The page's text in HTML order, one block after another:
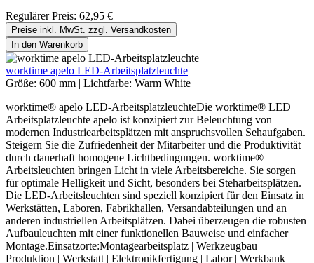
Regulärer Preis: 62,95 €
Preise inkl. MwSt. zzgl. Versandkosten
In den Warenkorb
worktime apelo LED-Arbeitsplatzleuchte
Größe: 600 mm | Lichtfarbe: Warm White
worktime® apelo LED-ArbeitsplatzleuchteDie worktime® LED
Arbeitsplatzleuchte apelo ist konzipiert zur Beleuchtung von
modernen Industriearbeitsplätzen mit anspruchsvollen Sehaufgaben.
Steigern Sie die Zufriedenheit der Mitarbeiter und die Produktivität
durch dauerhaft homogene Lichtbedingungen. worktime®
Arbeitsleuchten bringen Licht in viele Arbeitsbereiche. Sie sorgen
für optimale Helligkeit und Sicht, besonders bei Steharbeitsplätzen.
Die LED-Arbeitsleuchten sind speziell konzipiert für den Einsatz in
Werkstätten, Laboren, Fabrikhallen, Versandabteilungen und an
anderen industriellen Arbeitsplätzen. Dabei überzeugen die robusten
Aufbauleuchten mit einer funktionellen Bauweise und einfacher
Montage.Einsatzorte:Montagearbeitsplatz | Werkzeugbau |
Produktion | Werkstatt | Elektronikfertigung | Labor | Werkbank |